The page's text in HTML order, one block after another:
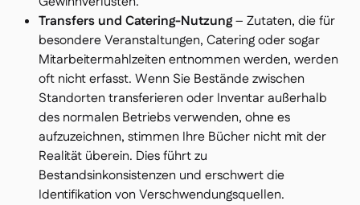
Transfers und Catering-Nutzung– Zutaten, die für
besondere Veranstaltungen, Catering oder sogar
Mitarbeitermahlzeiten entnommen werden, werden
oft nicht erfasst. Wenn Sie Bestände zwischen
Standorten transferieren oder Inventar außerhalb
des normalen Betriebs verwenden, ohne es
aufzuzeichnen, stimmen Ihre Bücher nicht mit der
Realität überein. Dies führt zu
Bestandsinkonsistenzen und erschwert die
Identifikation von Verschwendungsquellen.